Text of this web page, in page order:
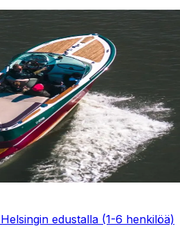
edustalla (1-6 henkilöä)